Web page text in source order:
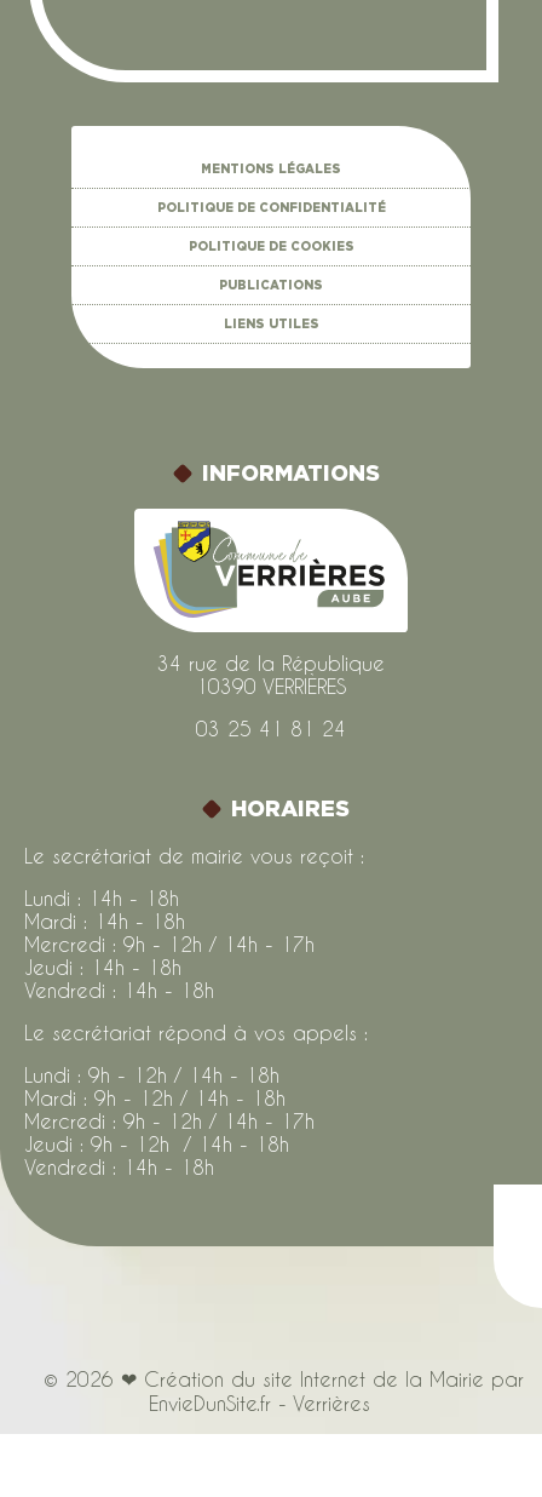
MENTIONS LÉGALES
POLITIQUE DE CONFIDENTIALITÉ
POLITIQUE DE COOKIES
PUBLICATIONS
LIENS UTILES
INFORMATIONS
34 rue de la République
10390 VERRIÈRES
03 25 41 81 24
HORAIRES
Le secrétariat de mairie vous reçoit :
Lundi : 14h - 18h
Mardi : 14h - 18h
Mercredi : 9h - 12h / 14h - 17h
Jeudi : 14h - 18h
Vendredi : 14h - 18h
Le secrétariat répond à vos appels :
Lundi : 9h - 12h / 14h - 18h
Mardi : 9h - 12h / 14h - 18h
Mercredi : 9h - 12h / 14h - 17h
Jeudi : 9h - 12h / 14h - 18h
Vendredi : 14h - 18h
© 2026 ❤ Création du site Internet de la Mairie par
EnvieDunSite.fr - Verrières